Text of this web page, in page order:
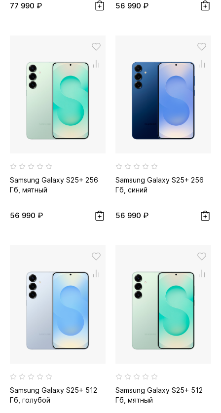
77 990 ₽ 56 990 ₽
Samsung Galaxy S25+ 256
Гб, мятный
56 990 ₽
Samsung Galaxy S25+ 256
Гб, синий
56 990 ₽
Samsung Galaxy S25+ 512
Гб, голубой
Samsung Galaxy S25+ 512
Гб, мятный